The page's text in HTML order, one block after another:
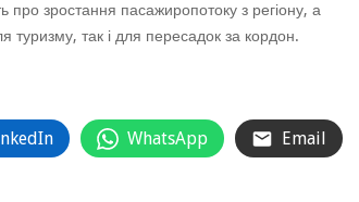
про зростання пасажиропотоку з регіону, а
туризму, так і для пересадок за кордон.
WhatsApp Email